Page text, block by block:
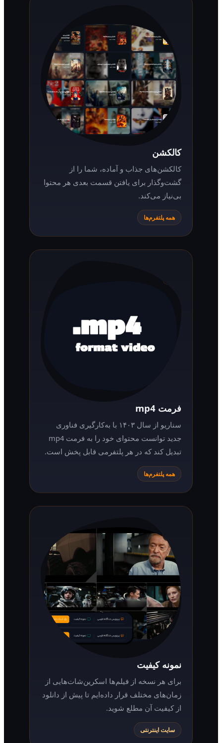
کالکشن‌های جذاب و آماده، شما را از
گشت‌وگذار برای یافتن قسمت بعدی هر محتوا
بی‌نیاز می‌کند.
همه پلتفرم‌ها
سناریو از سال ۱۴۰۳ با به‌کارگیری فناوری
جدید توانست محتوای خود را به فرمت mp4
تبدیل کند که در هر پلتفرمی قابل پخش است.
همه پلتفرم‌ها
نمونه کیفیت
برای هر نسخه از فیلم‌ها اسکرین‌شات‌هایی از
زمان‌های مختلف قرار داده‌ایم تا پیش از دانلود
از کیفیت آن مطلع شوید.
سایت اینترنتی